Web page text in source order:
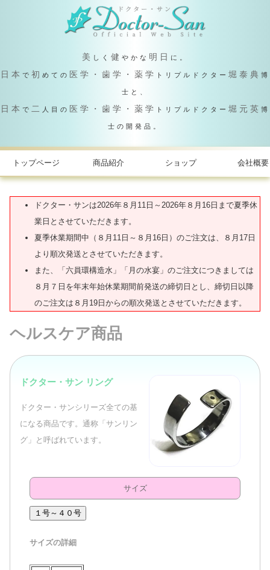
美 しく 健 やかな 明日 に。
日本 で 初 めての 医学・歯学・薬学 トリプルドクター 堀泰典 博
士と、
日本 で 二 人目の 医学・歯学・薬学 トリプルドクター 堀元英 博
士の開発品。
トップページ 商品紹介 ショップ 会社概要
ドクター・サンは2026年８月11日～2026年８月16日まで夏季休
業日とさせていただきます。
夏季休業期間中（８月11日～８月16日）のご注文は、８月17日
より順次発送とさせていただきます。
また、「六員環構造水」「月の水宴」のご注文につきましては
８月７日を年末年始休業期間前発送の締切日とし、締切日以降
のご注文は８月19日からの順次発送とさせていただきます。
ヘルスケア商品
ドクター・サン リング
ドクター・サンシリーズ全ての基
になる商品です。通称「サンリン
グ」と呼ばれています。
サイズ
１号～４０号
サイズの詳細